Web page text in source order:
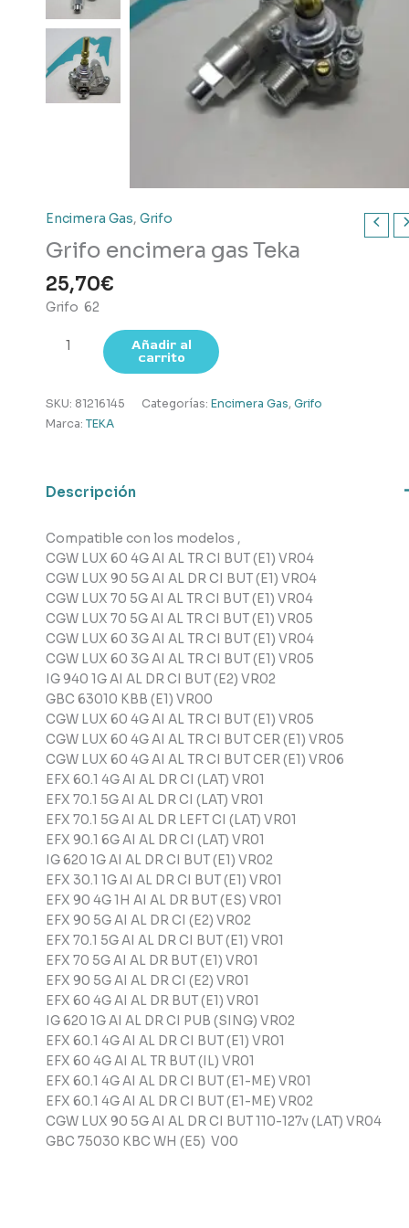
Encimera Gas, Grifo
Grifo encimera gas Teka
25,70€
Grifo 62
Grifo
encimera
Teka
cantidad
Añadir al
carrito
SKU: 81216145 Categorías: Encimera Gas, Grifo
Marca: TEKA
Descripción
Compatible con los modelos ,
CGW LUX 60 4G AI AL TR CI BUT (E1) VR04
CGW LUX 90 5G AI AL DR CI BUT (E1) VR04
CGW LUX 70 5G AI AL TR CI BUT (E1) VR04
CGW LUX 70 5G AI AL TR CI BUT (E1) VR05
CGW LUX 60 3G AI AL TR CI BUT (E1) VR04
CGW LUX 60 3G AI AL TR CI BUT (E1) VR05
IG 940 1G AI AL DR CI BUT (E2) VR02
GBC 63010 KBB (E1) VR00
CGW LUX 60 4G AI AL TR CI BUT (E1) VR05
CGW LUX 60 4G AI AL TR CI BUT CER (E1) VR05
CGW LUX 60 4G AI AL TR CI BUT CER (E1) VR06
EFX 60.1 4G AI AL DR CI (LAT) VR01
EFX 70.1 5G AI AL DR CI (LAT) VR01
EFX 70.1 5G AI AL DR LEFT CI (LAT) VR01
EFX 90.1 6G AI AL DR CI (LAT) VR01
IG 620 1G AI AL DR CI BUT (E1) VR02
EFX 30.1 1G AI AL DR CI BUT (E1) VR01
EFX 90 4G 1H AI AL DR BUT (ES) VR01
EFX 90 5G AI AL DR CI (E2) VR02
EFX 70.1 5G AI AL DR CI BUT (E1) VR01
EFX 70 5G AI AL DR BUT (E1) VR01
EFX 90 5G AI AL DR CI (E2) VR01
EFX 60 4G AI AL DR BUT (E1) VR01
IG 620 1G AI AL DR CI PUB (SING) VR02
EFX 60.1 4G AI AL DR CI BUT (E1) VR01
EFX 60 4G AI AL TR BUT (IL) VR01
EFX 60.1 4G AI AL DR CI BUT (E1-ME) VR01
EFX 60.1 4G AI AL DR CI BUT (E1-ME) VR02
CGW LUX 90 5G AI AL DR CI BUT 110-127v (LAT) VR04
GBC 75030 KBC WH (E5) V00